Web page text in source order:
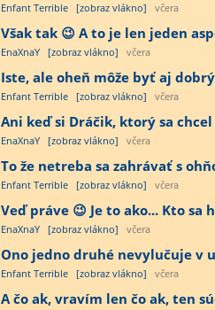
Enfant Terrible [zobraz vlákno] včera
Však tak 😉 A to je len jeden
EnaXnaY [zobraz vlákno] včera
Iste, ale oheň môže byť aj
Enfant Terrible [zobraz vlákno] včera
Ani keď si Dráčik, ktorý sa
EnaXnaY [zobraz vlákno] včera
To že netreba sa zahrávať s
Enfant Terrible [zobraz vlákno] včera
Veď práve 😉 Je to ako... Kto sa
EnaXnaY [zobraz vlákno] včera
Ono jedno druhé nevylučuje v
Enfant Terrible [zobraz vlákno] včera
A čo ak, vravím len čo ak, ten